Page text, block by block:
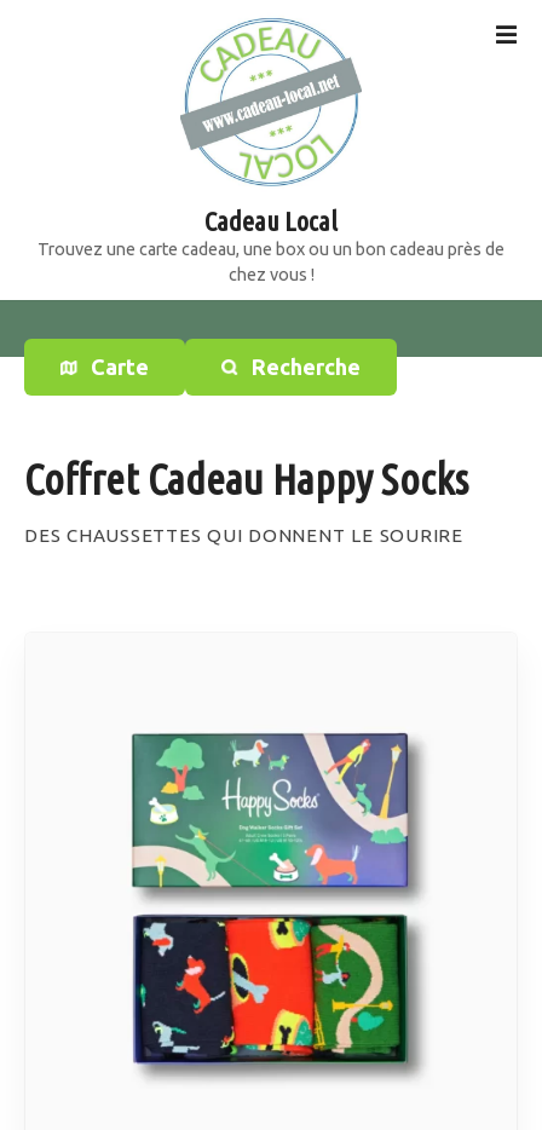
e
t
Cadeau Local
Trouvez une carte cadeau, une box ou un bon cadeau près de
chez vous !
Carte Recherche
Coffret Cadeau Happy Socks
DES CHAUSSETTES QUI DONNENT LE SOURIRE